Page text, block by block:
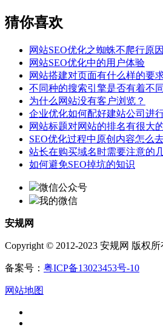
猜你喜欢
网站SEO优化之蜘蛛不爬行原
网站SEO优化中的用户体验
网站搭建对页面有什么样的要
不同种的搜索引擎是否有着不
为什么网站没有客户浏览？
企业优化如何配好建站公司进
网站标题对网站的排名有很大
SEO优化过程中原创内容怎么
站长在购买域名时需要注意的
如何避免SEO掉坑的知识
微信公众号
我的微信
安规网
Copyright © 2012-2023 安规网 版权所
备案号： 粤ICP备13023453号-10
网站地图